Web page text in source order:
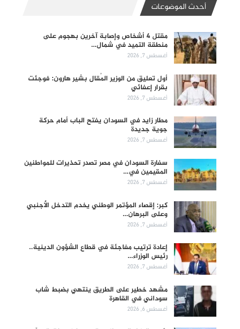
أحدث الموضوعات
مقتل 4 أشخاص وإصابة آخرين بهجوم على
منطقة التميد في شمال…
أغسطس 7, 2026
أول تعليق من الوزير المُقال بشير هارون: فوجئت
بقرار إعفائي
أغسطس 7, 2026
مطار زايد في السودان يفتح الباب أمام حركة
جوية جديدة
أغسطس 7, 2026
سفارة السودان في مصر تصدر تحذيرات للمواطنين
المقيمين في…
أغسطس 7, 2026
كبر: إقصاء المؤتمر الوطني يخدم التدخل الأجنبي
وعلى البرهان…
أغسطس 7, 2026
إعادة ترتيب مفاجئة في قطاع الشؤون الدينية..
رئيس الوزراء…
أغسطس 7, 2026
مشهد خطير على الطريق ينتهي بضبط شاب
سوداني في القاهرة
أغسطس 6, 2026